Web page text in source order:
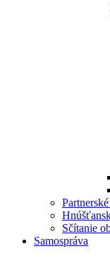
Sčítanie
Samospráva